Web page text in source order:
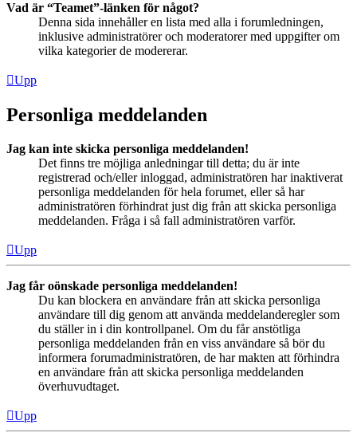
Vad är “Teamet”-länken för något?
Denna sida innehåller en lista med alla i forumledningen,
inklusive administratörer och moderatorer med uppgifter om
vilka kategorier de modererar.
Upp
Personliga meddelanden
Jag kan inte skicka personliga meddelanden!
Det finns tre möjliga anledningar till detta; du är inte
registrerad och/eller inloggad, administratören har inaktiverat
personliga meddelanden för hela forumet, eller så har
administratören förhindrat just dig från att skicka personliga
meddelanden. Fråga i så fall administratören varför.
Upp
Jag får oönskade personliga meddelanden!
Du kan blockera en användare från att skicka personliga
användare till dig genom att använda meddelanderegler som
du ställer in i din kontrollpanel. Om du får anstötliga
personliga meddelanden från en viss användare så bör du
informera forumadministratören, de har makten att förhindra
en användare från att skicka personliga meddelanden
överhuvudtaget.
Upp